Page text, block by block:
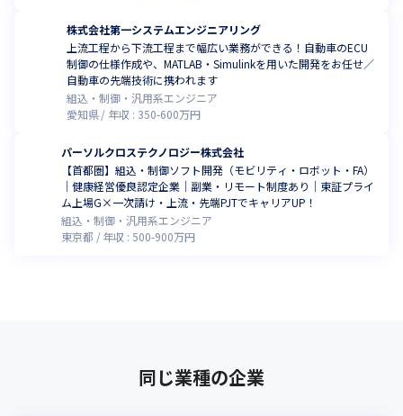
株式会社第一システムエンジニアリング
上流工程から下流工程まで幅広い業務ができる！自動車のECU
制御の仕様作成や、MATLAB・Simulinkを用いた開発をお任せ／
自動車の先端技術に携われます
組込・制御・汎用系エンジニア
愛知県
年収 : 350-600万円
パーソルクロステクノロジー株式会社
【首都圏】組込・制御ソフト開発（モビリティ・ロボット・FA）
｜健康経営優良認定企業｜副業・リモート制度あり｜東証プライ
ム上場G×一次請け・上流・先端PJTでキャリアUP！
組込・制御・汎用系エンジニア
東京都
年収 : 500-900万円
同じ業種の企業